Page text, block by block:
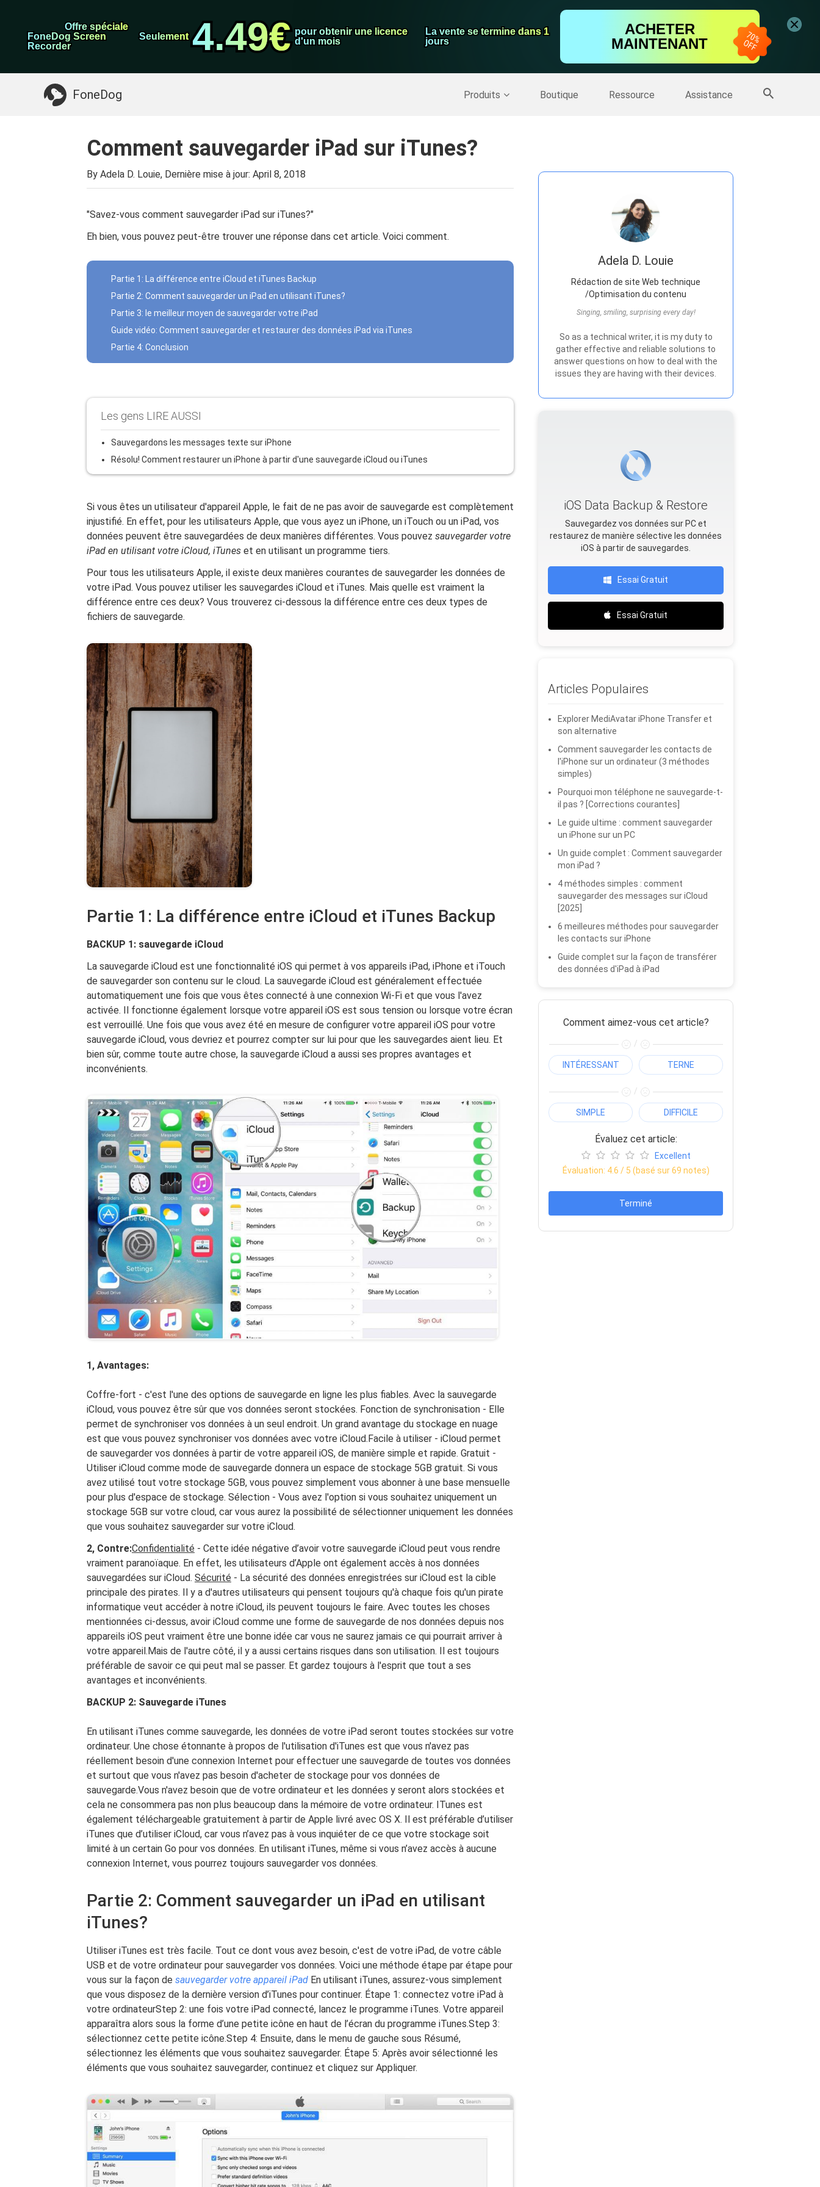
Offre spéciale
Offre spéciale
FoneDog Screen
Recorder
FoneDog Screen
Recorder
Seulement
Seulement 4.49€
4.49€ pour obtenir une licence
d'un mois
pour obtenir une licence
d'un mois
La vente se termine dans 1
jours
La vente se termine dans 1
jours
ACHETER
MAINTENANT
FoneDog Produits Boutique Ressource Assistance
Nettoyeur d'iPhone
Convertisseur vidéo
Enregistreur d'écran
Quelque chose dont vous pourriez avoir besoin: Récupérer les données supprimées Sauvegarde IPhone>>Plus de produits
Comment sauvegarder iPad sur iTunes?
By Adela D. Louie, Dernière mise à jour: April 8, 2018
"Savez-vous comment sauvegarder iPad sur iTunes?"
Eh bien, vous pouvez peut-être trouver une réponse dans cet article. Voici comment.
Partie 1: La différence entre iCloud et iTunes Backup
Partie 2: Comment sauvegarder un iPad en utilisant iTunes?
Partie 3: le meilleur moyen de sauvegarder votre iPad
Guide vidéo: Comment sauvegarder et restaurer des données iPad via iTunes
Partie 4: Conclusion
Les gens LIRE AUSSI
Sauvegardons les messages texte sur iPhone
Résolu! Comment restaurer un iPhone à partir d'une sauvegarde iCloud ou iTunes
Si vous êtes un utilisateur d'appareil Apple, le fait de ne pas avoir de sauvegarde est complètement
injustifié. En effet, pour les utilisateurs Apple, que vous ayez un iPhone, un iTouch ou un iPad, vos
données peuvent être sauvegardées de deux manières différentes. Vous pouvez sauvegarder votre
iPad en utilisant votre iCloud, iTunes et en utilisant un programme tiers.
Pour tous les utilisateurs Apple, il existe deux manières courantes de sauvegarder les données de
votre iPad. Vous pouvez utiliser les sauvegardes iCloud et iTunes. Mais quelle est vraiment la
différence entre ces deux? Vous trouverez ci-dessous la différence entre ces deux types de
fichiers de sauvegarde.
Partie 1: La différence entre iCloud et iTunes Backup
BACKUP 1: sauvegarde iCloud
La sauvegarde iCloud est une fonctionnalité iOS qui permet à vos appareils iPad, iPhone et iTouch
de sauvegarder son contenu sur le cloud. La sauvegarde iCloud est généralement effectuée
automatiquement une fois que vous êtes connecté à une connexion Wi-Fi et que vous l'avez
activée. Il fonctionne également lorsque votre appareil iOS est sous tension ou lorsque votre écran
est verrouillé. Une fois que vous avez été en mesure de configurer votre appareil iOS pour votre
sauvegarde iCloud, vous devriez et pourrez compter sur lui pour que les sauvegardes aient lieu. Et
bien sûr, comme toute autre chose, la sauvegarde iCloud a aussi ses propres avantages et
inconvénients.
1, Avantages:
Coffre-fort - c'est l'une des options de sauvegarde en ligne les plus fiables. Avec la sauvegarde
iCloud, vous pouvez être sûr que vos données seront stockées. Fonction de synchronisation - Elle
permet de synchroniser vos données à un seul endroit. Un grand avantage du stockage en nuage
est que vous pouvez synchroniser vos données avec votre iCloud.Facile à utiliser - iCloud permet
de sauvegarder vos données à partir de votre appareil iOS, de manière simple et rapide. Gratuit -
Utiliser iCloud comme mode de sauvegarde donnera un espace de stockage 5GB gratuit. Si vous
avez utilisé tout votre stockage 5GB, vous pouvez simplement vous abonner à une base mensuelle
pour plus d'espace de stockage. Sélection - Vous avez l'option si vous souhaitez uniquement un
stockage 5GB sur votre cloud, car vous aurez la possibilité de sélectionner uniquement les données
que vous souhaitez sauvegarder sur votre iCloud.
2, Contre:Confidentialité - Cette idée négative d’avoir votre sauvegarde iCloud peut vous rendre
vraiment paranoïaque. En effet, les utilisateurs d’Apple ont également accès à nos données
sauvegardées sur iCloud. Sécurité - La sécurité des données enregistrées sur iCloud est la cible
principale des pirates. Il y a d'autres utilisateurs qui pensent toujours qu'à chaque fois qu'un pirate
informatique veut accéder à notre iCloud, ils peuvent toujours le faire. Avec toutes les choses
mentionnées ci-dessus, avoir iCloud comme une forme de sauvegarde de nos données depuis nos
appareils iOS peut vraiment être une bonne idée car vous ne saurez jamais ce qui pourrait arriver à
votre appareil.Mais de l'autre côté, il y a aussi certains risques dans son utilisation. Il est toujours
préférable de savoir ce qui peut mal se passer. Et gardez toujours à l'esprit que tout a ses
avantages et inconvénients.
BACKUP 2: Sauvegarde iTunes
En utilisant iTunes comme sauvegarde, les données de votre iPad seront toutes stockées sur votre
ordinateur. Une chose étonnante à propos de l'utilisation d'iTunes est que vous n'avez pas
réellement besoin d'une connexion Internet pour effectuer une sauvegarde de toutes vos données
et surtout que vous n'avez pas besoin d'acheter de stockage pour vos données de
sauvegarde.Vous n'avez besoin que de votre ordinateur et les données y seront alors stockées et
cela ne consommera pas non plus beaucoup dans la mémoire de votre ordinateur. ITunes est
également téléchargeable gratuitement à partir de Apple livré avec OS X. Il est préférable d’utiliser
iTunes que d’utiliser iCloud, car vous n’avez pas à vous inquiéter de ce que votre stockage soit
limité à un certain Go pour vos données. En utilisant iTunes, même si vous n’avez accès à aucune
connexion Internet, vous pourrez toujours sauvegarder vos données.
Partie 2: Comment sauvegarder un iPad en utilisant
iTunes?
Utiliser iTunes est très facile. Tout ce dont vous avez besoin, c'est de votre iPad, de votre câble
USB et de votre ordinateur pour sauvegarder vos données. Voici une méthode étape par étape pour
vous sur la façon de sauvegarder votre appareil iPad En utilisant iTunes, assurez-vous simplement
que vous disposez de la dernière version d’iTunes pour continuer. Étape 1: connectez votre iPad à
votre ordinateurStep 2: une fois votre iPad connecté, lancez le programme iTunes. Votre appareil
apparaîtra alors sous la forme d’une petite icône en haut de l’écran du programme iTunes.Step 3:
sélectionnez cette petite icône.Step 4: Ensuite, dans le menu de gauche sous Résumé,
sélectionnez les éléments que vous souhaitez sauvegarder. Étape 5: Après avoir sélectionné les
éléments que vous souhaitez sauvegarder, continuez et cliquez sur Appliquer.
Adela D. Louie
Rédaction de site Web technique
/Optimisation du contenu
Singing, smiling, surprising every day!
So as a technical writer, it is my duty to
gather effective and reliable solutions to
answer questions on how to deal with the
issues they are having with their devices.
iOS Data Backup & Restore
Sauvegardez vos données sur PC et
restaurez de manière sélective les données
iOS à partir de sauvegardes.
Essai Gratuit
Essai Gratuit
Articles Populaires
Explorer MediAvatar iPhone Transfer et
son alternative
Comment sauvegarder les contacts de
l'iPhone sur un ordinateur (3 méthodes
simples)
Pourquoi mon téléphone ne sauvegarde-t-
il pas ? [Corrections courantes]
Le guide ultime : comment sauvegarder
un iPhone sur un PC
Un guide complet : Comment sauvegarder
mon iPad ?
4 méthodes simples : comment
sauvegarder des messages sur iCloud
[2025]
6 meilleures méthodes pour sauvegarder
les contacts sur iPhone
Guide complet sur la façon de transférer
des données d'iPad à iPad
Comment aimez-vous cet article?
/
INTÉRESSANT TERNE
/
SIMPLE DIFFICILE
Évaluez cet article:
Excellent
Évaluation: 4.6 / 5 (basé sur69 notes)
Terminé